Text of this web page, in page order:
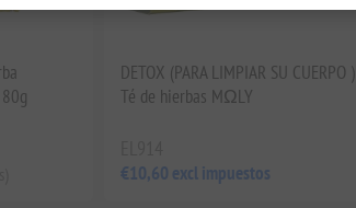
DETOX (PARA LIMPIAR SU CUERPO )
Té de hierbas MΩLY
€10,60 excl impuestos